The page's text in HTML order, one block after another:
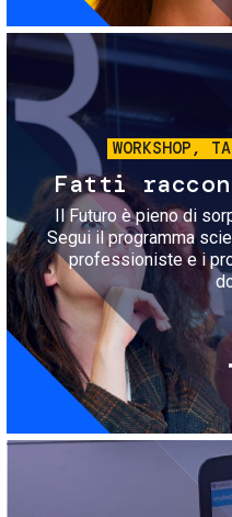
WORKSHOP,
Fatti
Il Futuro è pieno di
Segui il programma
professioniste e i